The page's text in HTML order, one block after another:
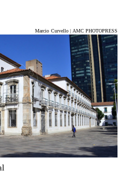
Marcio Curvello | AMC PHOTOPRESS